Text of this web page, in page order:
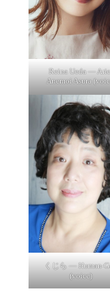
Reina Ueda —
Anemoi Asura
くじら — Human-
(voice)